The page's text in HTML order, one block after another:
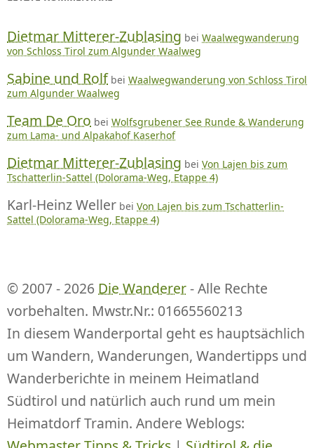
Dietmar Mitterer-Zublasing bei Waalwegwanderung
von Schloss Tirol zum Algunder Waalweg
Sabine und Rolf bei Waalwegwanderung von Schloss Tirol
zum Algunder Waalweg
Team De Oro bei Wolfsgrubener See Runde & Wanderung
zum Lama- und Alpakahof Kaserhof
Dietmar Mitterer-Zublasing bei Von Lajen bis zum
Tschatterlin-Sattel (Dolorama-Weg, Etappe 4)
Karl-Heinz Weller bei Von Lajen bis zum Tschatterlin-
Sattel (Dolorama-Weg, Etappe 4)
© 2007 - 2026 Die Wanderer- Alle Rechte
vorbehalten. Mwstr.Nr.: 01665560213
In diesem Wanderportal geht es hauptsächlich
um Wandern, Wanderungen, Wandertipps und
Wanderberichte in meinem Heimatland
Südtirol und natürlich auch rund um mein
Heimatdorf Tramin. Andere Weblogs: